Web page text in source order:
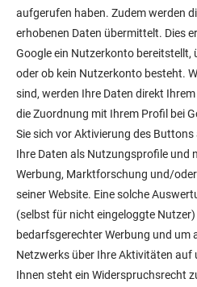
aufgerufen haben. Zudem werden
erhobenen Daten übermittelt. Dies
Google ein Nutzerkonto bereitstellt,
oder ob kein Nutzerkonto besteht.
sind, werden Ihre Daten direkt
die Zuordnung mit Ihrem Profil bei
Sie sich vor Aktivierung des
Ihre Daten als Nutzungsprofile und
Werbung, Marktforschung und/
seiner Website. Eine solche
(selbst für nicht eingeloggte
bedarfsgerechter Werbung und um
Netzwerks über Ihre Aktivitäten auf
Ihnen steht ein Widerspruchsrecht